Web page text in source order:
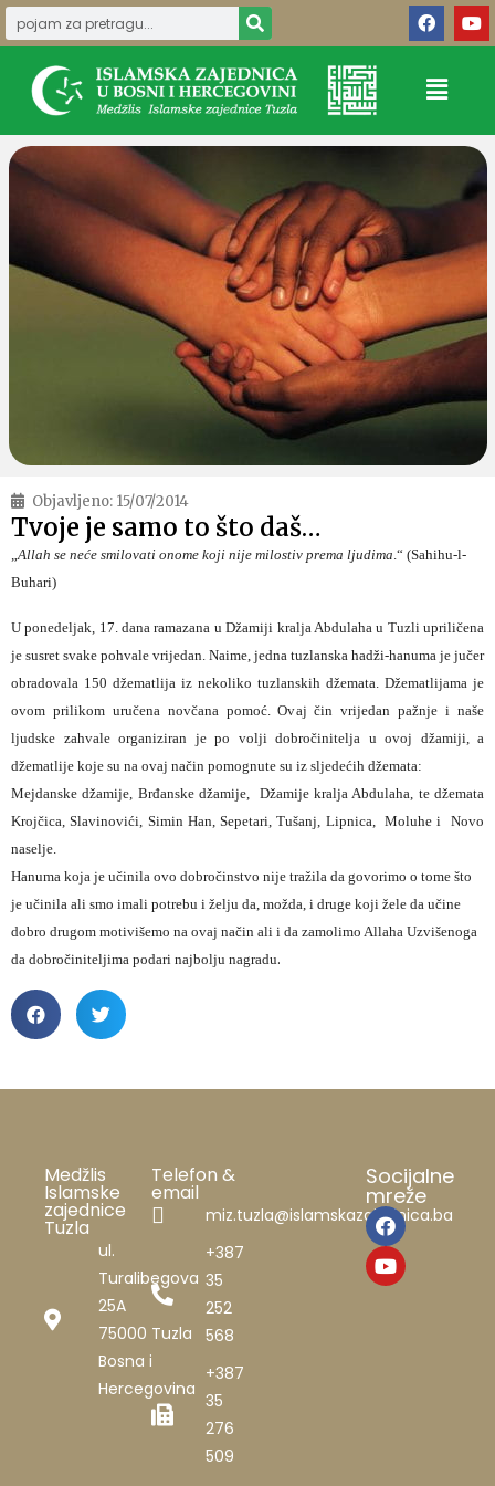
Objavljeno: 15/07/2014
Tvoje je samo to što daš…
Allah se neće smilovati onome koji nije milostiv prema ljudima .“ (Sahihu-l-
Buhari)
U ponedeljak, 17. dana ramazana u Džamiji kralja Abdulaha u Tuzli upriličena
je susret svake pohvale vrijedan. Naime, jedna tuzlanska hadži-hanuma je jučer
obradovala 150 džematlija iz nekoliko tuzlanskih džemata. Džematlijama je
ovom prilikom uručena novčana pomoć. Ovaj čin vrijedan pažnje i naše
ljudske zahvale organiziran je po volji dobročinitelja u ovoj džamiji, a
džematlije koje su na ovaj način pomognute su iz sljedećih džemata:
Mejdanske džamije, Brđanske džamije, Džamije kralja Abdulaha, te džemata
Krojčica, Slavinovići, Simin Han, Sepetari, Tušanj, Lipnica, Moluhe i Novo
naselje.
Hanuma koja je učinila ovo dobročinstvo nije tražila da govorimo o tome što
je učinila ali smo imali potrebu i želju da, možda, i druge koji žele da učine
dobro drugom motivišemo na ovaj način ali i da zamolimo Allaha Uzvišenoga
da dobročiniteljima podari najbolju nagradu.
Medžlis
Islamske
zajednice
Tuzla
ul.
Turalibegova
25A
75000 Tuzla
Bosna i
Hercegovina
Telefon &
email
miz.tuzla@islamskazajednica.ba
+387
35
252
568
+387
35
276
509
Socijalne
mreže